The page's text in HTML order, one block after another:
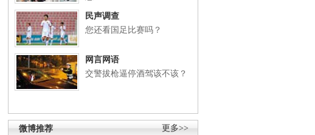
民声调查
您还看国足比赛吗？
网言网语
交警拔枪逼停酒驾该不该？
更多>>
微博推荐